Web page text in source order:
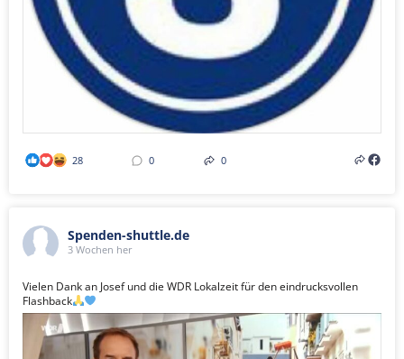
28 0 0
Spenden-shuttle.de
3 Wochen her
Vielen Dank an Josef und die WDR Lokalzeit für den eindrucksvollen
Flashback